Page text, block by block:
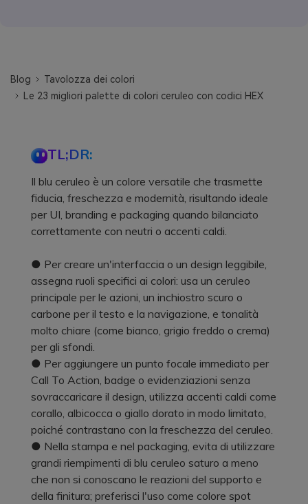
Blog
Tavolozza dei colori
Le 23 migliori palette di colori ceruleo con codici HEX
TL;DR:
Il blu ceruleo è un colore versatile che trasmette
fiducia, freschezza e modernità, risultando ideale
per UI, branding e packaging quando bilanciato
correttamente con neutri o accenti caldi.
● Per creare un'interfaccia o un design leggibile,
assegna ruoli specifici ai colori: usa un ceruleo
principale per le azioni, un inchiostro scuro o
carbone per il testo e la navigazione, e tonalità
molto chiare (come bianco, grigio freddo o crema)
per gli sfondi.
● Per aggiungere un punto focale immediato per
Call To Action, badge o evidenziazioni senza
sovraccaricare il design, utilizza accenti caldi come
corallo, albicocca o giallo dorato in modo limitato,
poiché contrastano con la freschezza del ceruleo.
● Nella stampa e nel packaging, evita di utilizzare
grandi riempimenti di blu ceruleo saturo a meno
che non si conoscano le reazioni del supporto e
della finitura; preferisci l'uso come colore spot